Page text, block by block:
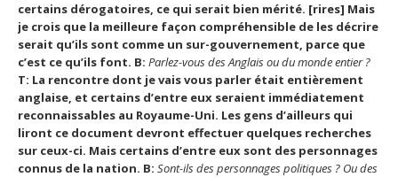
certains dérogatoires, ce qui serait bien mérité. [rires] Mais
je crois que la meilleure façon compréhensible de les décrire
serait qu’ils sont comme un sur-gouvernement, parce que
c’est ce qu’ils font. B: Parlez-vous des Anglais ou du monde entier ?
T: La rencontre dont je vais vous parler était entièrement
anglaise, et certains d’entre eux seraient immédiatement
reconnaissables au Royaume-Uni. Les gens d’ailleurs qui
liront ce document devront effectuer quelques recherches
sur ceux-ci. Mais certains d’entre eux sont des personnages
connus de la nation. B: Sont-ils des personnages politiques ? Ou des